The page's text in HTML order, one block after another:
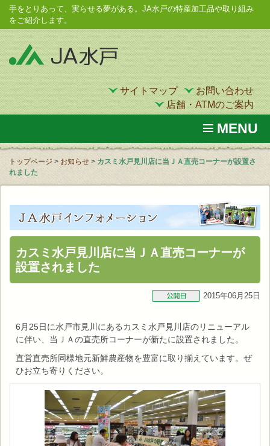
手をとりあって、実らせる夢がある。JA水戸の特産加工品や取り組み
をご紹介します。
お問い合わせ
サイトマップ
店舗・ATMのご案内
MENU
トップページ > お知らせ > カスミ水戸見川店に当ＪＡ直売コーナーが設置さ
れました
カスミ水戸見川店に当ＪＡ直売コーナーが
設置されました
2015年06月25日
6月25日に水戸市見川にあるカスミ水戸見川店のリニューアル
に伴い、当ＪＡの直売所コーナーが新たに設置されました。
直営直売所同様地元新鮮農産物を豊富に取り揃えています。ぜ
ひお立ち寄りください。